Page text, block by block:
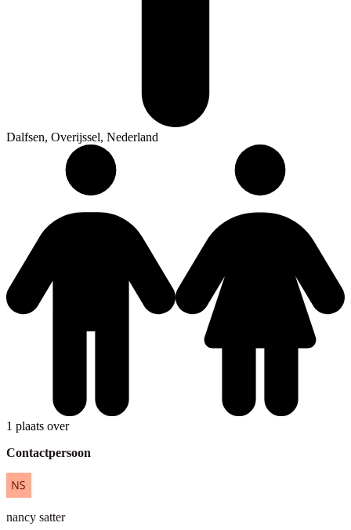
Dalfsen, Overijssel, Nederland
1 plaats over
Contactpersoon
nancy satter